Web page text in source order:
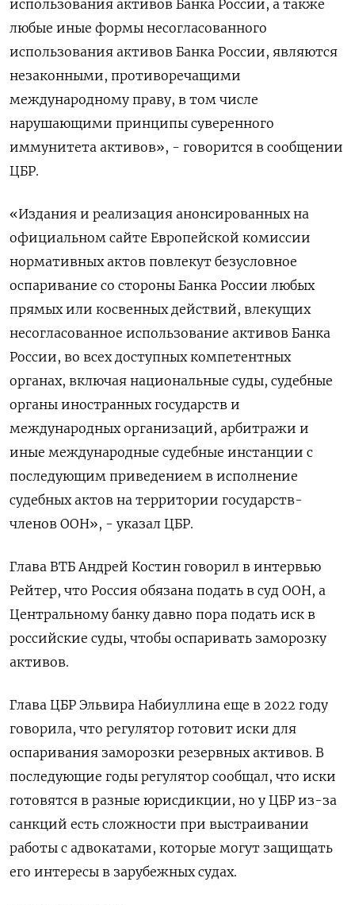
использования активов Банка России, а также
любые иные формы несогласованного
использования активов Банка России, являются
незаконными, противоречащими
международному праву, в том числе
нарушающими принципы суверенного
иммунитета активов», - говорится в сообщении
ЦБР.
«Издания и реализация анонсированных на
официальном сайте Европейской комиссии
нормативных актов повлекут безусловное
оспаривание со стороны Банка России любых
прямых или косвенных действий, влекущих
несогласованное использование активов Банка
России, во всех доступных компетентных
органах, включая национальные суды, судебные
органы иностранных государств и
международных организаций, арбитражи и
иные международные судебные инстанции с
последующим приведением в исполнение
судебных актов на территории государств-
членов ООН», - указал ЦБР.
Глава ВТБ Андрей Костин говорил в интервью
Рейтер, что Россия обязана подать в суд ООН, а
Центральному банку давно пора подать иск в
российские суды, чтобы оспаривать заморозку
активов.
Глава ЦБР Эльвира Набиуллина еще в 2022 году
говорила, что регулятор готовит иски для
оспаривания заморозки резервных активов. В
последующие годы регулятор сообщал, что иски
готовятся в разные юрисдикции, но у ЦБР из-за
санкций есть сложности при выстраивании
работы с адвокатами, которые могут защищать
его интересы в зарубежных судах.